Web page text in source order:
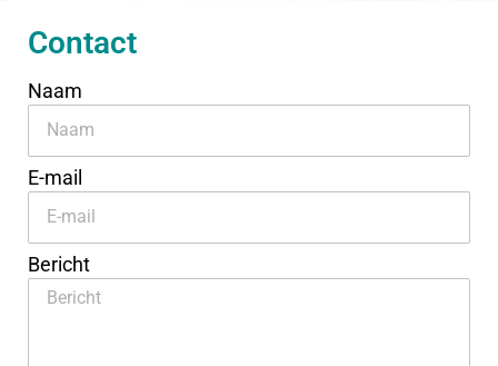
Contact
Naam
E-mail
Bericht